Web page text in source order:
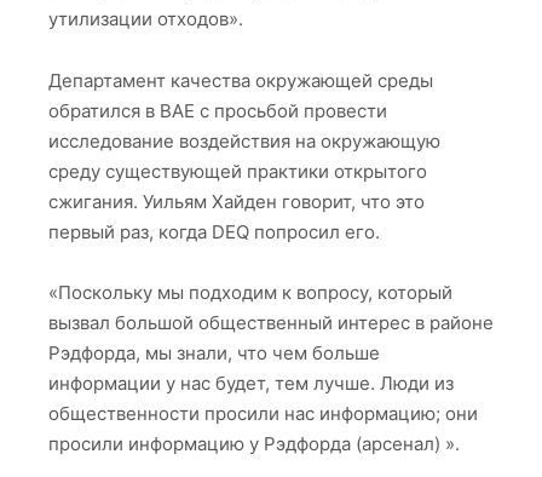
утилизации отходов».
Департамент качества окружающей среды
обратился в BAE с просьбой провести
исследование воздействия на окружающую
среду существующей практики открытого
сжигания. Уильям Хайден говорит, что это
первый раз, когда DEQ попросил его.
«Поскольку мы подходим к вопросу, который
вызвал большой общественный интерес в районе
Рэдфорда, мы знали, что чем больше
информации у нас будет, тем лучше. Люди из
общественности просили нас информацию; они
просили информацию у Рэдфорда (арсенал) ».